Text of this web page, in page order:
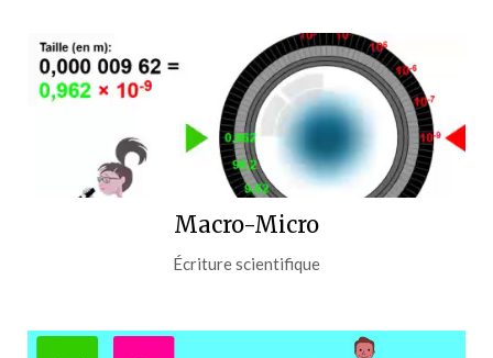
Macro-Micro
Écriture scientifique